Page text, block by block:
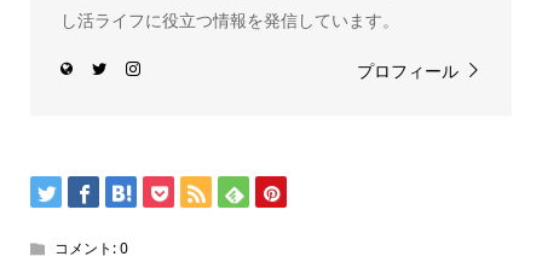
し活ライフに役立つ情報を発信しています。
プロフィール
コメント:0